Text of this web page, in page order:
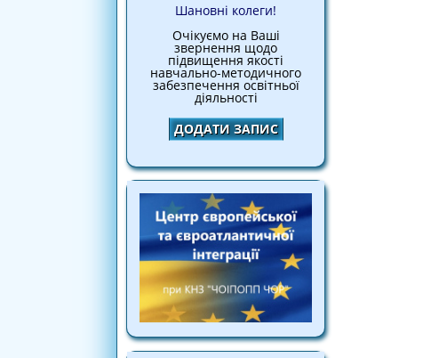
Шановні колеги!
Очікуємо на Ваші
звернення щодо
підвищення якості
навчально-методичного
забезпечення освітньої
діяльності
ДОДАТИ ЗАПИС